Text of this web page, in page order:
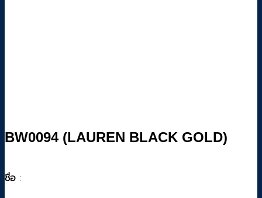
BW0094 (LAUREN BLACK GOLD)
ชื่อ :